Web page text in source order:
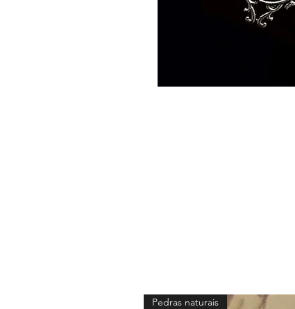
Pedras naturais